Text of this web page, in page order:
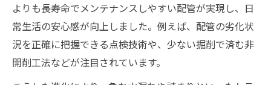
配管工事のアップデート成功体験に迫る
配管工による工事アップデートの実例紹介
静岡市で成功した配管工事のポイント解説
よりも長寿命でメンテナンスしやすい配管が実現し、日
常生活の安心感が向上しました。例えば、配管の劣化状
況を正確に把握できる点検技術や、少ない掘削で済む非
開削工法などが注目されています。